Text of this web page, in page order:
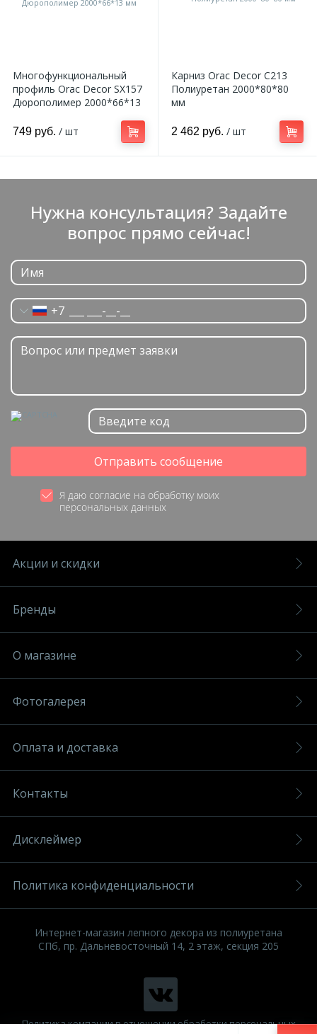
Многофункциональный
профиль Orac Decor SX157
Дюрополимер 2000*66*13
749 руб. / шт
Карниз Orac Decor C213
Полиуретан 2000*80*80
мм
2 462 руб. / шт
Нужна консультация? Задайте
вопрос прямо сейчас!
+7
Отправить сообщение
Я даю согласие на обработку моих
персональных данных
Акции и скидки
Бренды
О магазине
Фотогалерея
Оплата и доставка
Контакты
Дисклеймер
Политика конфиденциальности
Интернет-магазин лепного декора из полиуретана
СПб, пр. Дальневосточный 14, 2 этаж, секция 205
Политика компании в отношении обработки персональных